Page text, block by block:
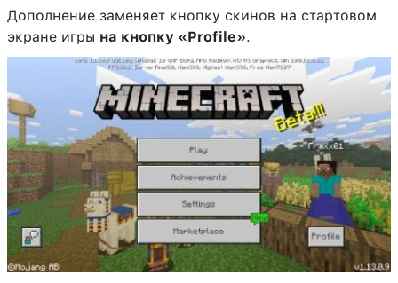
Дополнение заменяет кнопку скинов на стартовом
экране игры на кнопку «Profile».